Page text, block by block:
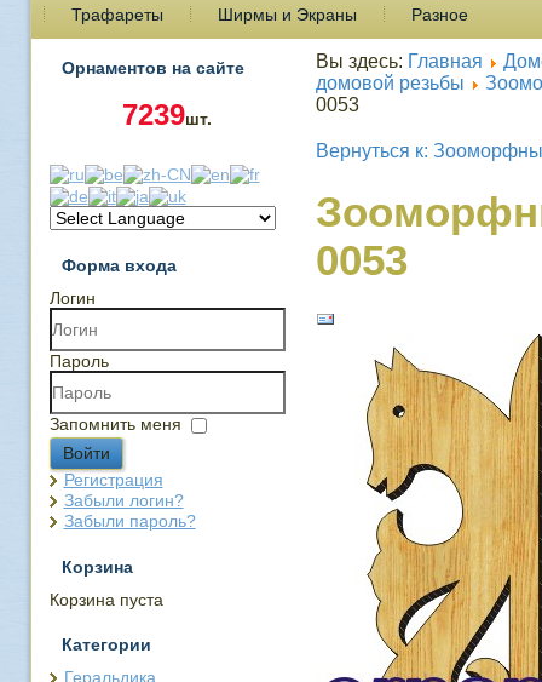
Трафареты
Ширмы и Экраны Разное
Орнаментов на сайте
7239шт.
Форма входа
Логин
Пароль
Запомнить меня
Войти
Регистрация
Забыли логин?
Забыли пароль?
Корзина
Корзина пуста
Категории
Геральдика
Вы здесь: Главная
домовой резьбы
0053
Вернуться к:
0053